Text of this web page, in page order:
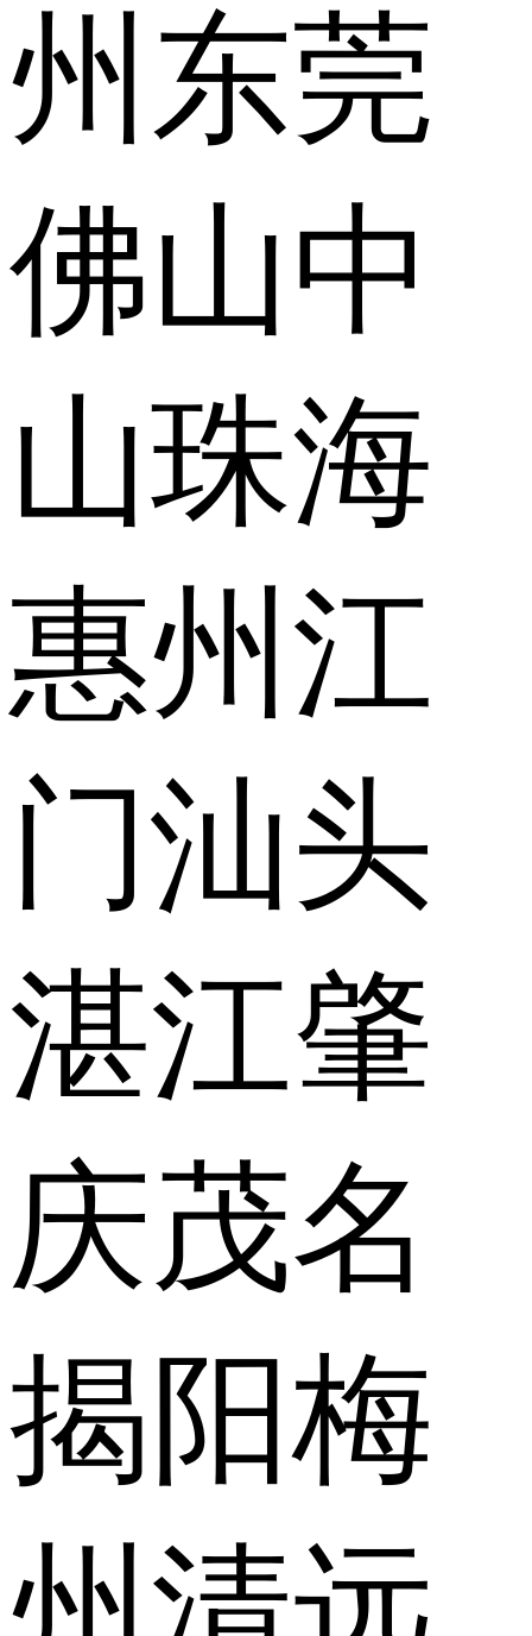
州 东莞
佛山中
山珠海
惠州 江
门汕头
湛江肇
庆茂名
揭阳梅